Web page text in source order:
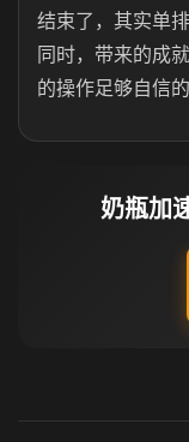
结束了，其实单
同时，带来的成
的操作足够自信
奶瓶加